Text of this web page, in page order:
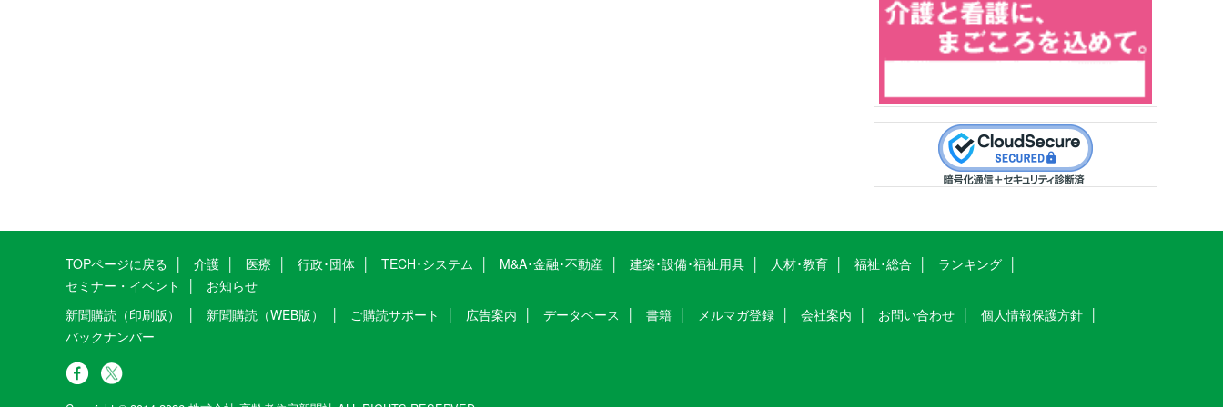
TOPページに戻る 介護 医療 行政･団体 TECH･システム M&A･金融･不動産 建築･設備･福祉用具 人材･教育 福祉･総合
ランキング
セミナー・イベント
お知らせ
新聞購読（印刷版）
新聞購読（WEB版） ご購読サポート 広告案内 データベース 書籍 メルマガ登録 会社案内 お問い合わせ
個人情報保護方針
バックナンバー